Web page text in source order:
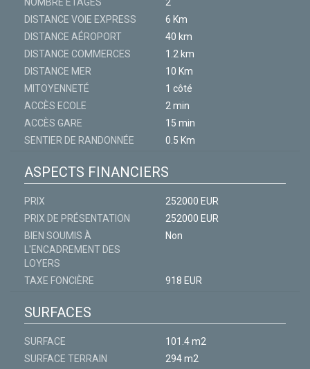
NOMBRE ÉTAGES
2
DISTANCE VOIE EXPRESS
6 Km
DISTANCE AÉROPORT
40 km
DISTANCE COMMERCES
1.2 km
DISTANCE MER
10 Km
MITOYENNETÉ
1 côté
ACCÈS ECOLE
2 min
ACCÈS GARE
15 min
SENTIER DE RANDONNÉE
0.5 Km
ASPECTS FINANCIERS
PRIX
252000 EUR
PRIX DE PRÉSENTATION
252000 EUR
BIEN SOUMIS À
L'ENCADREMENT DES
LOYERS
Non
TAXE FONCIÈRE 918 EUR
SURFACES
SURFACE
101.4 m2
SURFACE TERRAIN
294 m2